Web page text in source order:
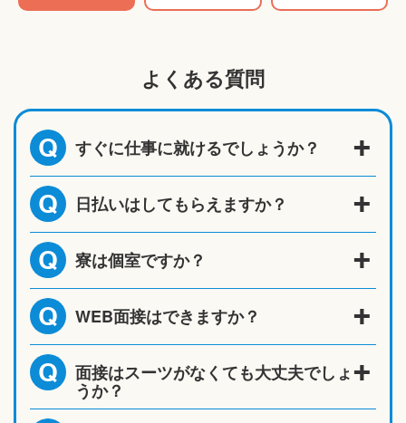
よくある質問
Q すぐに仕事に就けるでしょうか？
Q 日払いはしてもらえますか？
Q 寮は個室ですか？
Q WEB面接はできますか？
Q 面接はスーツがなくても大丈夫でしょ
うか？